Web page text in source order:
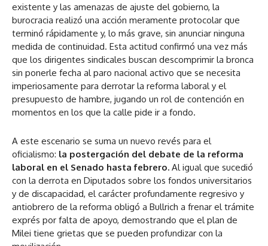
existente y las amenazas de ajuste del gobierno, la
burocracia realizó una acción meramente protocolar que
terminó rápidamente y, lo más grave, sin anunciar ninguna
medida de continuidad. Esta actitud confirmó una vez más
que los dirigentes sindicales buscan descomprimir la bronca
sin ponerle fecha al paro nacional activo que se necesita
imperiosamente para derrotar la reforma laboral y el
presupuesto de hambre, jugando un rol de contención en
momentos en los que la calle pide ir a fondo.
A este escenario se suma un nuevo revés para el
oficialismo: la postergación del debate de la reforma
laboral en el Senado hasta febrero. Al igual que sucedió
con la derrota en Diputados sobre los fondos universitarios
y de discapacidad, el carácter profundamente regresivo y
antiobrero de la reforma obligó a Bullrich a frenar el trámite
exprés por falta de apoyo, demostrando que el plan de
Milei tiene grietas que se pueden profundizar con la